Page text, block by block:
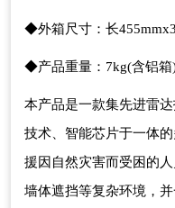
◆外箱尺寸：长
◆产品重量：7kg(含铝箱
本产品是一款集先进雷
技术、智能芯片于一体
援因自然灾害而受困的
墙体遮挡等复杂环境，